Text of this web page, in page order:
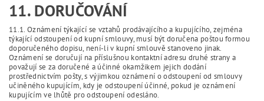
11. DORUČOVÁNÍ
11.1. Oznámení týkající se vztahů prodávajícího a kupujícího, zejména
týkající odstoupení od kupní smlouvy, musí být doručena poštou formou
doporučeného dopisu, není-li v kupní smlouvě stanoveno jinak.
Oznámení se doručují na příslušnou kontaktní adresu druhé strany a
považují se za doručené a účinné okamžikem jejich dodání
prostřednictvím pošty, s výjimkou oznámení o odstoupení od smlouvy
učiněného kupujícím, kdy je odstoupení účinné, pokud je oznámení
kupujícím ve lhůtě pro odstoupení odesláno.